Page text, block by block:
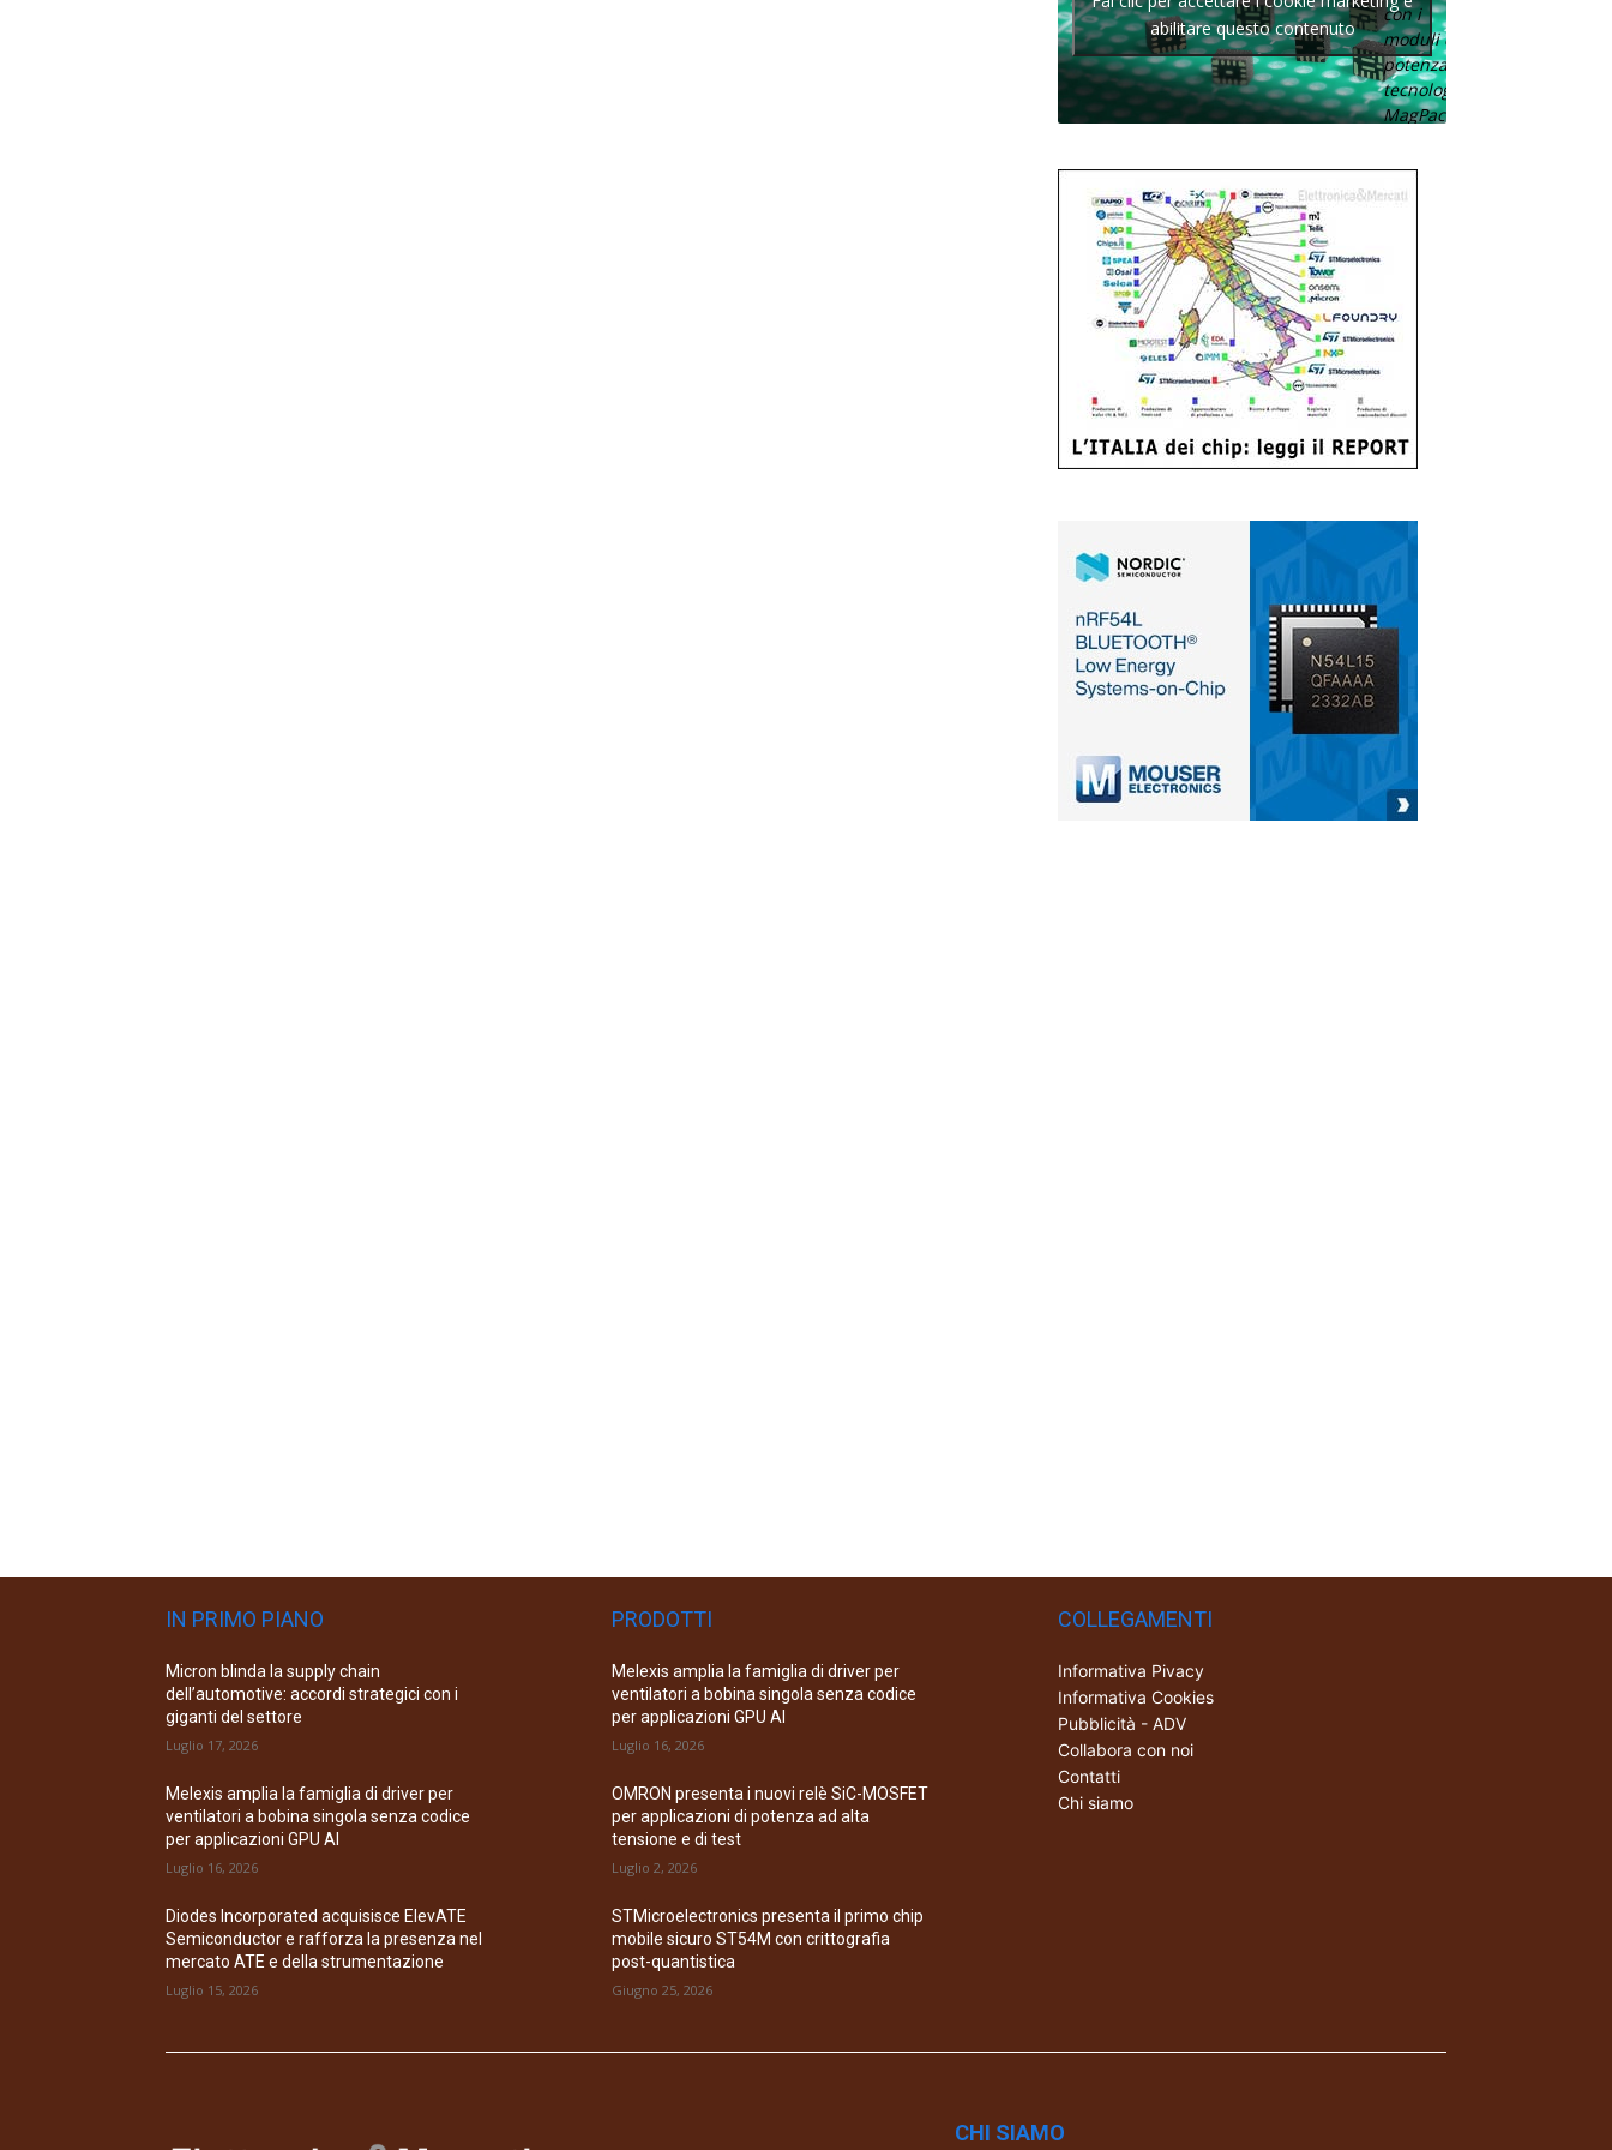
con i
moduli di
potenza con
tecnologia
MagPack.
abilitare questo contenuto
IN PRIMO PIANO
Micron blinda la supply chain
dell’automotive: accordi strategici con i
giganti del settore
Luglio 17, 2026
Melexis amplia la famiglia di driver per
ventilatori a bobina singola senza codice
per applicazioni GPU AI
Luglio 16, 2026
Diodes Incorporated acquisisce ElevATE
Semiconductor e rafforza la presenza nel
mercato ATE e della strumentazione
Luglio 15, 2026
PRODOTTI
Melexis amplia la famiglia di driver per
ventilatori a bobina singola senza codice
per applicazioni GPU AI
Luglio 16, 2026
OMRON presenta i nuovi relè SiC-MOSFET
per applicazioni di potenza ad alta
tensione e di test
Luglio 2, 2026
STMicroelectronics presenta il primo chip
mobile sicuro ST54M con crittografia
post-quantistica
Giugno 25, 2026
COLLEGAMENTI
Informativa Pivacy
Informativa Cookies
Pubblicità - ADV
Collabora con noi
Contatti
Chi siamo
CHI SIAMO